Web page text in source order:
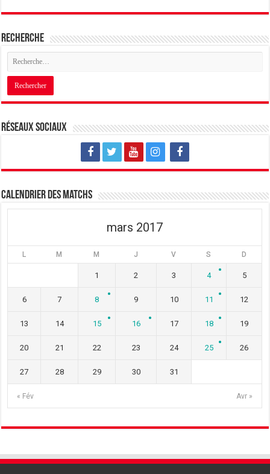
Recherche
Réseaux sociaux
Calendrier des matchs
mars 2017
L M M J V S D
« Fév Avr »
1 2 3 4 5
6 7 8 9 10 11 12
13 14 15 16 17 18 19
20 21 22 23 24 25 26
27 28 29 30 31